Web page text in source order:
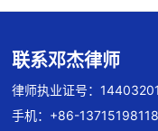
联系邓杰律师
律师执业证号：
手机：+86-13715198118